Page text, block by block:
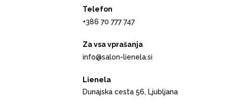
Telefon
+386 70 777 747
Za vsa vprašanja
info@salon-lienela.si
Lienela
Dunajska cesta 56, Ljubljana